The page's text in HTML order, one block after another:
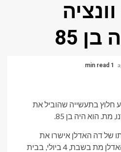
85
1 min read
חלוץ בתעשייה שהוביל את
מת. הוא היה בן 85.
של דה האדלן אישרו את
. דה האדלן מת בשבת, 4 ביולי, בבית